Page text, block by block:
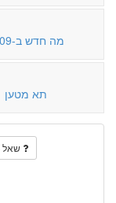
מה חדש ב-2009
תא מטען
שאל